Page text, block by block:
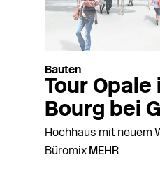
Bauten
Tour Opale
Bourg bei
Hochhaus mit neuem
Büromix MEHR